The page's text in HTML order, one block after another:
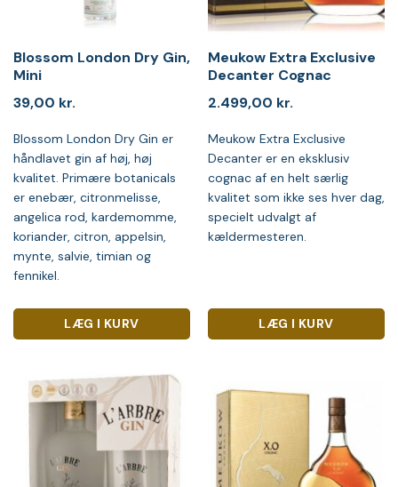
Blossom London Dry Gin,
Mini
39,00 kr.
Blossom London Dry Gin er
håndlavet gin af høj, høj
kvalitet. Primære botanicals
er enebær, citronmelisse,
angelica rod, kardemomme,
koriander, citron, appelsin,
mynte, salvie, timian og
fennikel.
LÆG I KURV
Meukow Extra Exclusive
Decanter Cognac
2.499,00 kr.
Meukow Extra Exclusive
Decanter er en eksklusiv
cognac af en helt særlig
kvalitet som ikke ses hver dag,
specielt udvalgt af
kældermesteren.
LÆG I KURV